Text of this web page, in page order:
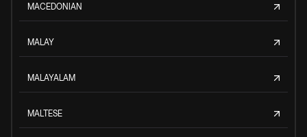
MACEDONIAN
MALAY
MALAYALAM
MALTESE